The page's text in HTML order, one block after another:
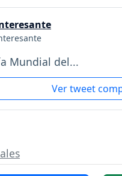
Mundial del...
Ver tweet